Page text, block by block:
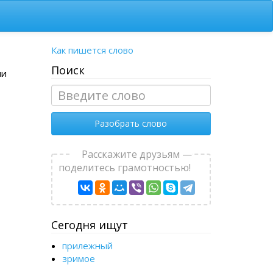
Как пишется слово
Поиск
Разобрать слово
Расскажите друзьям —
поделитесь грамотностью!
Сегодня ищут
прилежный
зримое